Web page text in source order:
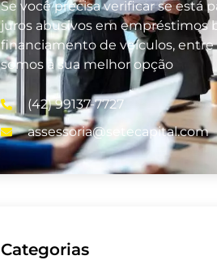
Se você precisa verificar se está
juros abusivos em empréstimos
financiamento de veículos, entre
somos a sua melhor opção
(42) 99137-7727
assessoria@setecapital.com
Categorias